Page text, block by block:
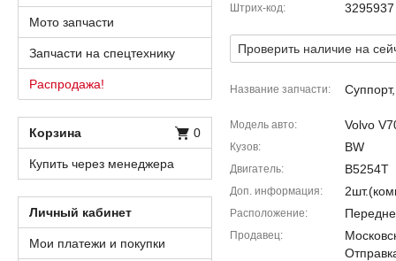
Штрих-код 3295937
Проверить наличие на
Название запчасти
Модель авто Volvo
Кузов BW
Двигатель B5254T
Доп. информация
Расположение
Продавец
Мото запчасти
Запчасти на спецтехнику
Распродажа!
Корзина 0
Купить через менеджера
Личный кабинет
Мои платежи и покупки